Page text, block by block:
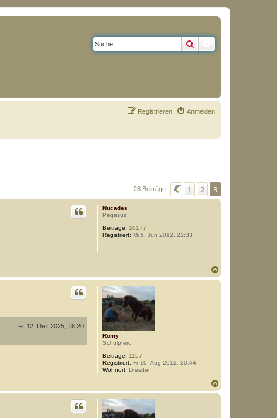
Anmelden
Registrieren
28 Beiträge Vorherige
1 2 3
Nucades
Pegasus
Beiträge: 10177
Registriert: Mi 6. Jun 2012, 21:33
a
c
Romy
Schulpferd
Beiträge: 1157
Registriert: Fr 10. Aug 2012, 20:44
Wohnort: Dresden
Fr 12. Dez 2025, 18:20
a
c